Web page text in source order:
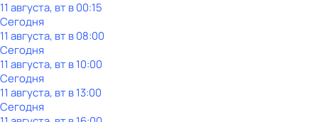
11 августа, вт в 00:15
Сегодня
11 августа, вт в 08:00
Сегодня
11 августа, вт в 10:00
Сегодня
11 августа, вт в 13:00
Сегодня